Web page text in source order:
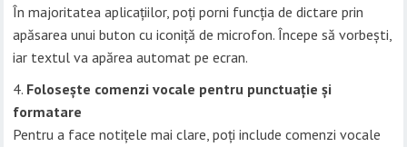
În majoritatea aplicațiilor, poți porni funcția de dictare prin
apăsarea unui buton cu iconiță de microfon. Începe să vorbești,
iar textul va apărea automat pe ecran.
Folosește comenzi vocale pentru punctuație și
formatare
Pentru a face notițele mai clare, poți include comenzi vocale